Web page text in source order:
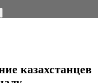
казахстанцев